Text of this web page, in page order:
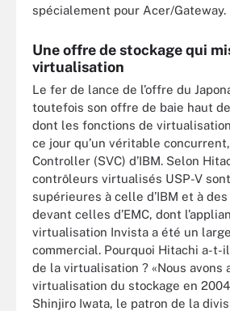
spécialement pour Acer/Gateway.
Une offre de stockage qui
virtualisation
Le fer de lance de l’offre du
toutefois son offre de baie haut de
dont les fonctions de virtualisation
ce jour qu’un véritable
Controller (SVC) d’IBM. Selon
contrôleurs virtualisés USP-V
supérieures à celle d’IBM et à
devant celles d’EMC, dont
virtualisation Invista a été un
commercial. Pourquoi Hitachi a-t-
de la virtualisation ? «Nous avons
virtualisation du stockage en
Shinjiro Iwata, le patron de la